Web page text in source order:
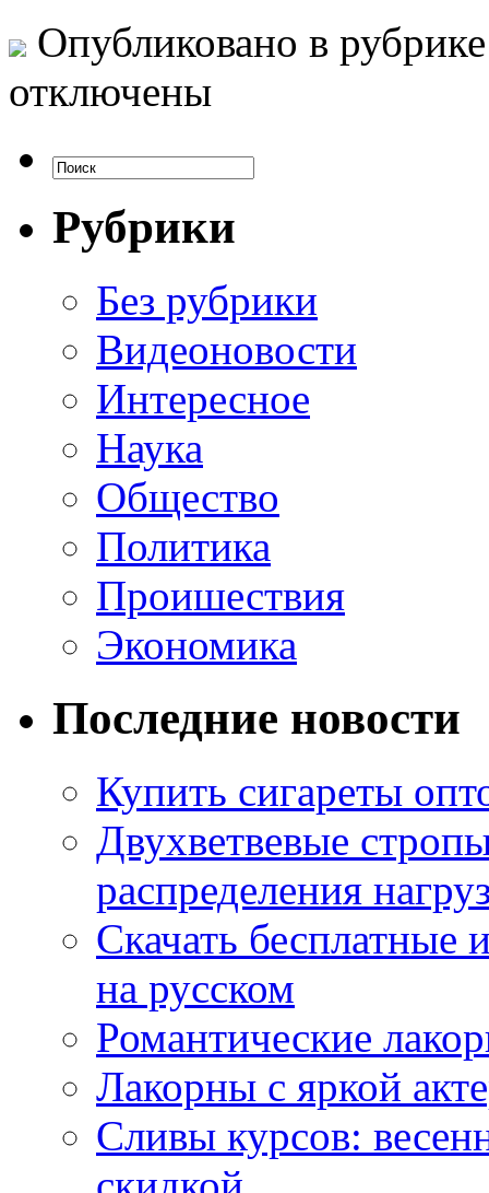
Опубликовано в
отключены
Рубрики
Без рубрики
Видеоновости
Интересное
Наука
Общество
Политика
Проишествия
Экономика
Последние новости
Купить сигареты
Двухветвевые
распределения
Скачать
на русском
Романтические
Лакорны с яркой
Сливы курсов: